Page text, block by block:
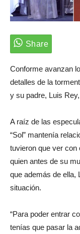
Conforme avanzan
detalles de la
y su padre, Luis
A raíz de las
“Sol” mantenía
tuvieron que ver con
quien antes de su
que además de ella,
situación.
“Para poder entrar
tenías que pasar la